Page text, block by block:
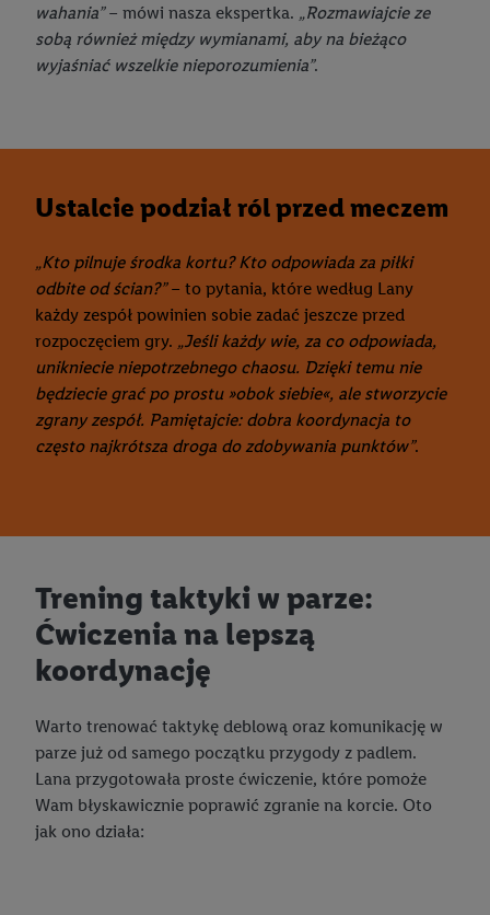
wahania”– mówi nasza ekspertka. „Rozmawiajcie ze
sobą również między wymianami, aby na bieżąco
wyjaśniać wszelkie nieporozumienia”.
Ustalcie podział ról przed meczem
„Kto pilnuje środka kortu? Kto odpowiada za piłki
odbite od ścian?”– to pytania, które według Lany
każdy zespół powinien sobie zadać jeszcze przed
rozpoczęciem gry. „Jeśli każdy wie, za co odpowiada,
unikniecie niepotrzebnego chaosu. Dzięki temu nie
będziecie grać po prostu »obok siebie«, ale stworzycie
zgrany zespół. Pamiętajcie: dobra koordynacja to
często najkrótsza droga do zdobywania punktów”.
Trening taktyki w parze:
Ćwiczenia na lepszą
koordynację
Warto trenować taktykę deblową oraz komunikację w
parze już od samego początku przygody z padlem.
Lana przygotowała proste ćwiczenie, które pomoże
Wam błyskawicznie poprawić zgranie na korcie. Oto
jak ono działa: